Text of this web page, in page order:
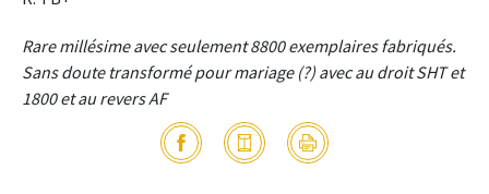
Rare millésime avec seulement 8800 exemplaires fabriqués.
Sans doute transformé pour mariage (?) avec au droit SHT et
1800 et au revers AF